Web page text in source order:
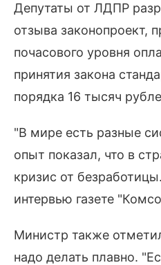
Депутаты от ЛДПР
отзыва законопроект,
почасового уровня
принятия закона
порядка 16 тысяч
"В мире есть разные
опыт показал, что в
кризис от
интервью газете
Министр также
надо делать плавно.